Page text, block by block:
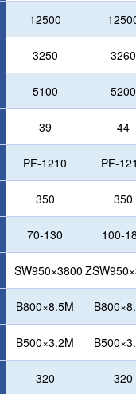
12500
3250 3260
5100 5200
39 44
PF-1210 PF-
350 350
70-130 100-
SW950×3800
B800×8.5M
B500×3.2M
320 320